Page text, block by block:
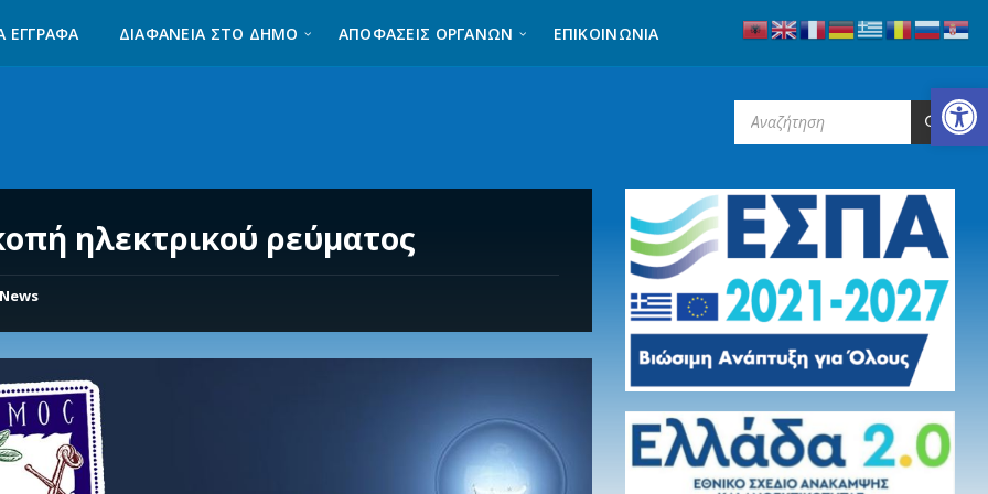
Ανοίξτε τη γραμμή εργαλείων
ΈΓΓΡΑΦΑ ΔΙΑΦΆΝΕΙΑ ΣΤΟ ΔΉΜΟ ΑΠΟΦΑΣΕΙΣ ΟΡΓΑΝΩΝ ΕΠΙΚΟΙΝΩΝΊΑ
ηλεκτρικού ρεύματος
News